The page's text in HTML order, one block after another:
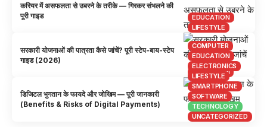
EDUCATION
LIFESTYLE
करियर में असफलता से उबरने के तरीके — गिरकर संभलने की
पूरी गाइड
सरकारी जानकारी
सरकारी योजनाओं की पात्रता कैसे जांचें? पूरी स्टेप-बाय-स्टेप
गाइड (2026)
COMPUTER
EDUCATION
ELECTRONICS
LIFESTYLE
SMARTPHONE
SOFTWARE
TECHNOLOGY
UNCATEGORIZED
डिजिटल भुगतान के फायदे और जोखिम — पूरी जानकारी
(Benefits & Risks of Digital Payments)